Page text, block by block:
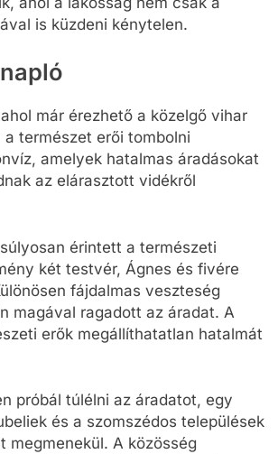
is küzdeni kénytelen.
már érezhető a közelgő vihar
természet erői tombolni
amelyek hatalmas áradásokat
az elárasztott vidékről
érintett a természeti
két testvér, Ágnes és fivére
fájdalmas veszteség
magával ragadott az áradat. A
erők megállíthatatlan hatalmát
próbál túlélni az áradatot, egy
és a szomszédos települések
megmenekül. A közösség